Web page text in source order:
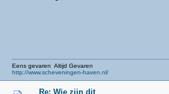
Eens gevaren Altijd Gevaren
http://www.scheveningen-haven.nl/
Re: Wie zijn dit